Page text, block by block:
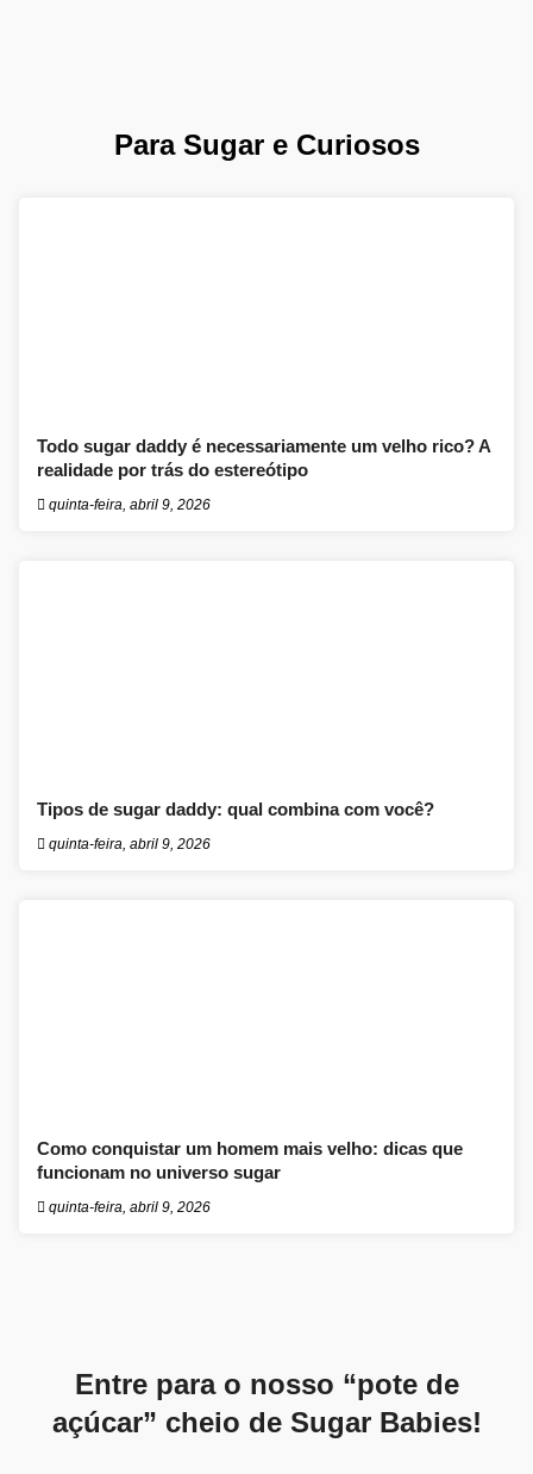
Para Sugar e Curiosos
Todo sugar daddy é necessariamente um velho rico? A
realidade por trás do estereótipo
quinta-feira, abril 9, 2026
Tipos de sugar daddy: qual combina com você?
quinta-feira, abril 9, 2026
Como conquistar um homem mais velho: dicas que
funcionam no universo sugar
quinta-feira, abril 9, 2026
Entre para o nosso “pote de
açúcar” cheio de Sugar Babies!